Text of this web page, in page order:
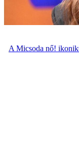
A Micsoda nő!